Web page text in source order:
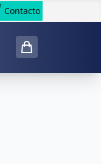
Contacto